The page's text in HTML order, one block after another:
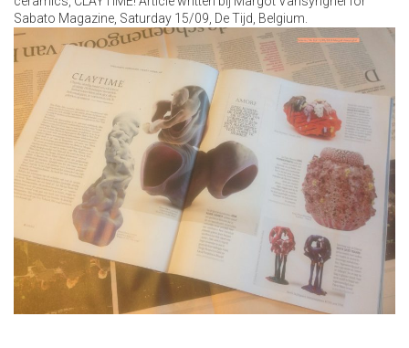
Sabato Magazine, Saturday 15/09, De Tijd, Belgium.